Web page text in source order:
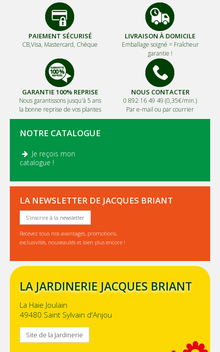
PAIEMENT SÉCURISÉ
CB,Visa, Mastercard, Chèque
LIVRAISON À DOMICILE
Emballage soigné = Fraîcheur
garantie !
GARANTIE 100% REPRISE
Nous garantissons jusqu'à 5 ans
la bonne reprise de vos plantes
NOUS CONTACTER
0 892 16 49 49 (0,35€/min.)
Par e-mail ou par courrier
NOTRE CATALOGUE
Je reçois mon
catalogue !
LA NEWSLETTER DE JACQUES BRIANT
S'inscrire à la newsletter
Recevez tous nos avantages, promotions,
exclusivités, nouveautés et bien plus encore !
LA JARDINERIE JACQUES BRIANT
La Haie Joulain
49480 Saint Sylvain d'Anjou
Site de la Jardinerie